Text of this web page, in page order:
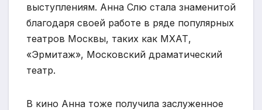
выступлениям. Анна Слю стала знаменитой
благодаря своей работе в ряде популярных
театров Москвы, таких как МХАТ,
«Эрмитаж», Московский драматический
театр.
В кино Анна тоже получила заслуженное